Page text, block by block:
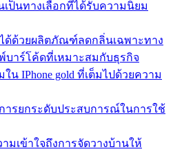
ป็นทางเลือกที่ได้รับความนิยม
ด้วยผลิตภัณฑ์ลดกลิ่นเฉพาะทาง
บาร์โค้ดที่เหมาะสมกับธุรกิจ
น IPhone gold ที่เต็มไปด้วยความ
รยกระดับประสบการณ์ในการใช้
มเข้าใจถึงการจัดวางบ้านให้